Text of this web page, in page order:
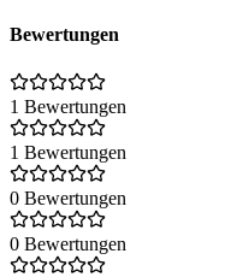
Bewertungen
1 Bewertungen
1 Bewertungen
0 Bewertungen
0 Bewertungen